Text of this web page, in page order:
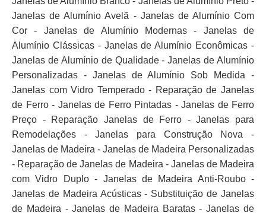
Janelas de Alumínio Avelã - Janelas de Alumínio Com
Cor - Janelas de Alumínio Modernas - Janelas de
Alumínio Clássicas - Janelas de Alumínio Econômicas -
Janelas de Alumínio de Qualidade - Janelas de Alumínio
Personalizadas - Janelas de Alumínio Sob Medida -
Janelas com Vidro Temperado - Reparação de Janelas
de Ferro - Janelas de Ferro Pintadas - Janelas de Ferro
Preço - Reparação Janelas de Ferro - Janelas para
Remodelações - Janelas para Construção Nova -
Janelas de Madeira - Janelas de Madeira Personalizadas
- Reparação de Janelas de Madeira - Janelas de Madeira
com Vidro Duplo - Janelas de Madeira Anti-Roubo -
Janelas de Madeira Acústicas - Substituição de Janelas
de Madeira - Janelas de Madeira Baratas - Janelas de